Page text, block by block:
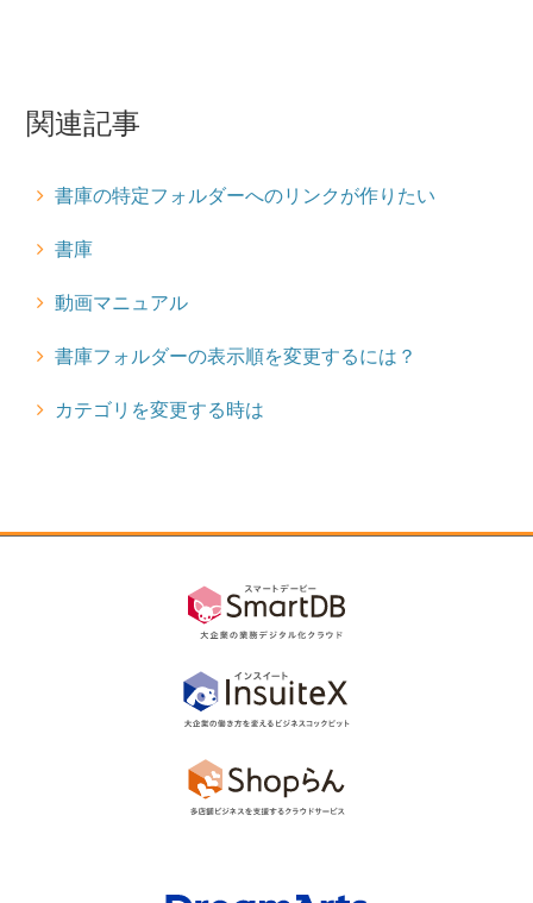
関連記事
書庫の特定フォルダーへのリンクが作りたい
書庫
動画マニュアル
書庫フォルダーの表示順を変更するには？
カテゴリを変更する時は